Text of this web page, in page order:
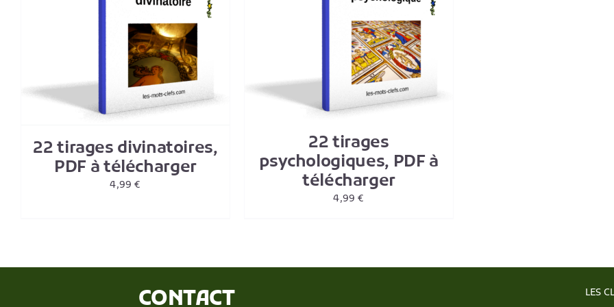
22 tirages divinatoires,
PDF à télécharger
4,99€
AJOUTER AU PANIER / DETAILS
22 tirages
psychologiques, PDF à
télécharger
4,99€
CONTACT LES